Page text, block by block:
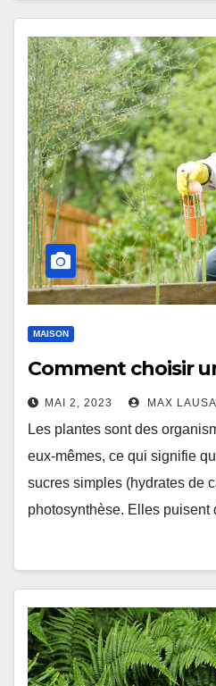
MAISON
Comment choisir
MAI 2, 2023 MAX
Les plantes sont des
eux-mêmes, ce qui signifie
sucres simples (hydrates de
photosynthèse. Elles